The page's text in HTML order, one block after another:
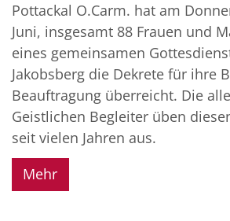
Pottackal O.Carm. hat am
Juni, insgesamt 88 Frauen und
eines gemeinsamen
Jakobsberg die Dekrete für ihre
Beauftragung überreicht. Die
Geistlichen Begleiter üben
seit vielen Jahren aus.
Mehr